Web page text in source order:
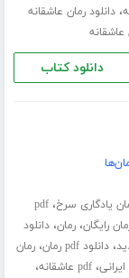
،دانلود رمان عاشقانه
عاشقانه
دانلود کتاب
یادگاری سرخ،pdf
رایگان،رمان،دانلود
،دانلود pdf رمان ،رمان
،pdf عاشقانه ،